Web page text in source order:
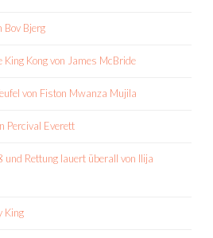
Bov Bjerg
Kong von James McBride
von Fiston Mwanza Mujila
Percival Everett
Rettung lauert überall von Ilija
King